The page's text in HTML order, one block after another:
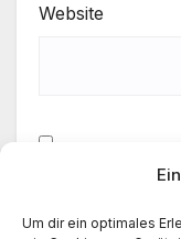
Um dir ein optimales
Website
Meinen